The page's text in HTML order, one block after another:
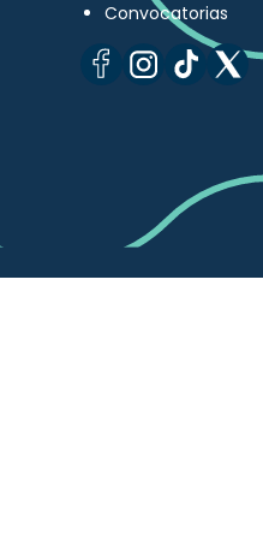
Convocatorias